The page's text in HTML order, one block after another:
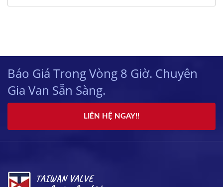
Báo Giá Trong Vòng 8 Giờ. Chuyên
Gia Van Sẵn Sàng.
LIÊN HỆ NGAY!!